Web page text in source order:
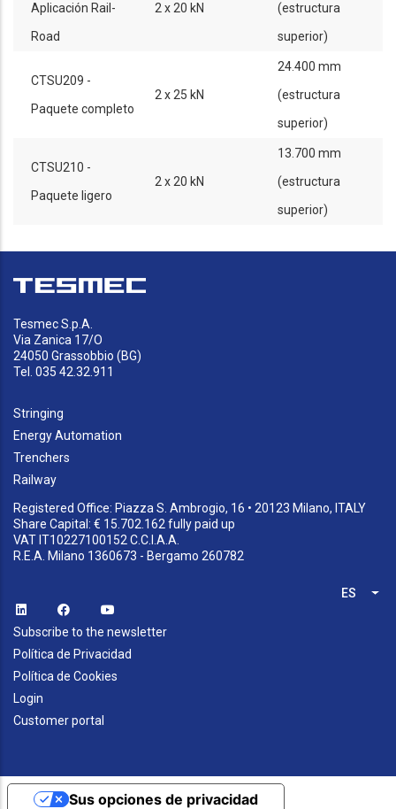
Aplicación Rail-
Road
2 x 20 kN
(estructura
superior)
CTSU209 -
Paquete completo
2 x 25 kN
24.400 mm
(estructura
superior)
CTSU210 -
Paquete ligero
2 x 20 kN
13.700 mm
(estructura
superior)
Tesmec S.p.A.
Via Zanica 17/O
24050 Grassobbio (BG)
Tel. 035 42.32.911
Stringing
Energy Automation
Trenchers
Railway
Registered Office: Piazza S. Ambrogio, 16 • 20123 Milano, ITALY
Share Capital: € 15.702.162 fully paid up
VAT IT10227100152 C.C.I.A.A.
R.E.A. Milano 1360673 - Bergamo 260782
ES
Subscribe to the newsletter
Política de Privacidad
Política de Cookies
Login
Customer portal
Sus opciones de privacidad